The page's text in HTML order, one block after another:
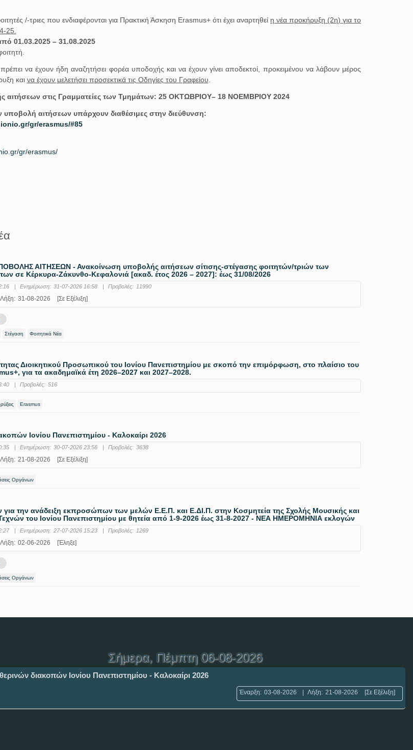
/-τριες που ενδιαφέρονται για Πρακτική Άσκηση Erasmus+ ότι έχει αναρτηθεί η νέα προκήρυξη (2η) για το
25.
01.03.2025 – 31.08.2025
να έχουν ήδη αναζητήσει φορέα υποδοχής και να έχουν γίνει αποδεκτοί, προκειμένου να λάβουν μέρος
και να έχουν μελετήσει προσεκτικά τις Οδηγίες του Γραφείου.
αιτήσεων στις Γραμματείες των Τμημάτων: 25 ΟΚΤΩΒΡΙΟΥ– 18 ΝΟΕΜΒΡΙΟΥ 2024
υποβολή αιτήσεων υπάρχουν διαθέσιμες στην διεύθυνση:
gr/erasmus/#85
gr/erasmus/
ΑΙΤΗΣΕΩΝ - Ανακοίνωση υποβολής αιτήσεων σίτισης-στέγασης φοιτητών/τριών των
σε Κέρκυρα-Ζάκυνθο-Κεφαλονιά [ακαδ. έτος 2026 – 2027]: έως 31/08/2026
Ενημέρωση: 31-07-2026 16:58 Προβολές: 11990
Λήξη: 31-08-2026 [Σε Εξέλιξη]
Στέγαση Φοιτητικά Νέα
Διοικητικού Προσωπικού του Ιονίου Πανεπιστημίου με σκοπό την επιμόρφωση, στο πλαίσιο του
για τα ακαδημαϊκά έτη 2026–2027 και 2027–2028.
Προβολές: 516
Erasmus
Ιονίου Πανεπιστημίου - Καλοκαίρι 2026
Ενημέρωση: 30-07-2026 23:56 Προβολές: 3638
Λήξη: 21-08-2026 [Σε Εξέλιξη]
Οργάνων
την ανάδειξη εκπροσώπων των μελών Ε.Ε.Π. και Ε.ΔΙ.Π. στην Κοσμητεία της Σχολής Μουσικής και
του Ιονίου Πανεπιστημίου με θητεία από 1-9-2026 έως 31-8-2027 - ΝΕΑ ΗΜΕΡΟΜΗΝΙΑ εκλογών
Ενημέρωση: 27-07-2026 15:23 Προβολές: 1269
Λήξη: 02-06-2026 [Έληξε]
Οργάνων
Σήμερα, Πέμπτη 06-08-2026
διακοπών Ιονίου Πανεπιστημίου - Καλοκαίρι 2026
Έναρξη: 03-08-2026 Λήξη: 21-08-2026 [Σε Εξέλιξη]